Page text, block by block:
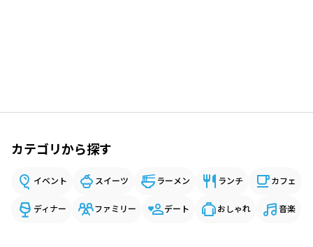
カテゴリから探す
イベント スイーツ ラーメン ランチ カフェ
ディナー ファミリー デート おしゃれ 音楽